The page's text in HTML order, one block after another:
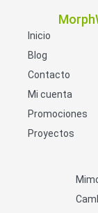
Inicio
Blog
Contacto
Mi cuenta
Promociones
Proyectos